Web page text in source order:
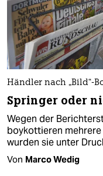
Händler nach „Bild“-
Springer oder
Wegen der
boykottieren mehrere
wurden sie unter
Von Marco Wedig